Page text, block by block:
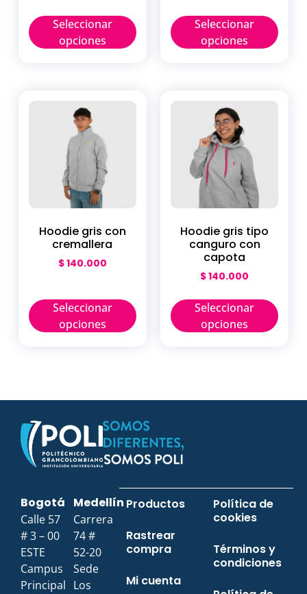
Seleccionar
opciones
Seleccionar
opciones
Hoodie gris con
cremallera
$140.000
Seleccionar
opciones
Hoodie gris tipo
canguro con
capota
$140.000
Seleccionar
opciones
Bogotá
Calle 57
# 3 – 00
ESTE
Campus
Principal
Medellín
Carrera
74 #
52-20
Sede
Los
Productos
Rastrear
compra
Mi cuenta
Política de
cookies
Términos y
condiciones